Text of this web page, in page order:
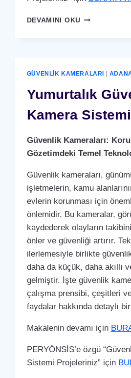
DEVAMINI OKUYUMURTALIK
GÜVENLIK KAMERALARI
Yumurtalık
Kamera Sistemi
Güvenlik Kameraları:
Gözetimdeki Temel
Güvenlik kameraları,
işletmelerin, kamu
evlerin korunması için
önlemidir. Bu kameralar,
kaydederek olayların
önler ve güvenliği artırır.
ilerlemesiyle birlikte
daha da küçük, daha akıllı
gelmiştir. İşte güvenlik
çalışma prensibi, çeşitleri ve
faydalar hakkında detaylı
Makalenin devamı için
PERYÖNSİS’e özgü
Sistemi Projeleriniz” için